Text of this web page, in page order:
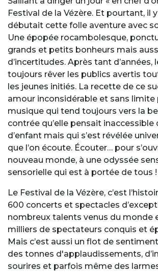
Festival de la Vézère. Et pourtant, il
débutait cette folle aventure avec
Une épopée rocambolesque,
grands et petits bonheurs mais
d’incertitudes. Après tant d’années,
toujours rêver les publics avertis
les jeunes initiés. La recette de ce
amour inconsidérable et sans limite
musique qui tend toujours vers la
contrée qu’elle pensait
d’enfant mais qui s’est révélée
que l’on écoute. Écouter… pour
nouveau monde, à une odyssée
sensorielle qui est à portée de tous !
Le Festival de la Vézère, c’est
600 concerts et spectacles
nombreux talents venus du monde
milliers de spectateurs conquis et
Mais c’est aussi un flot de
des tonnes d'applaudissements,
sourires et parfois même des